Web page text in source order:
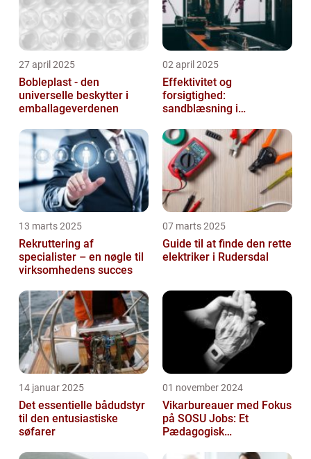
27 april 2025
Bobleplast - den
universelle beskytter i
emballageverdenen
02 april 2025
Effektivitet og
forsigtighed:
sandblæsning i
13 marts 2025
Rekruttering af
specialister – en nøgle til
virksomhedens succes
07 marts 2025
Guide til at finde den rette
elektriker i Rudersdal
14 januar 2025
Det essentielle bådudstyr
til den entusiastiske
søfarer
01 november 2024
Vikarbureauer med Fokus
på SOSU Jobs: Et
Pædagogisk